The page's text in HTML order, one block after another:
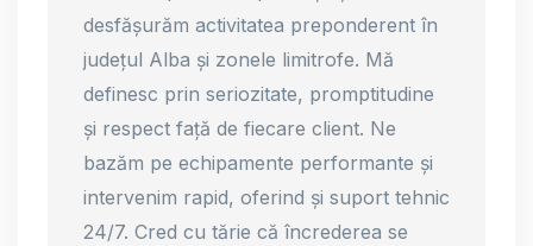
desfășurăm activitatea preponderent în
județul Alba și zonele limitrofe. Mă
definesc prin seriozitate, promptitudine
și respect față de fiecare client. Ne
bazăm pe echipamente performante și
intervenim rapid, oferind și suport tehnic
24/7. Cred cu tărie că încrederea se